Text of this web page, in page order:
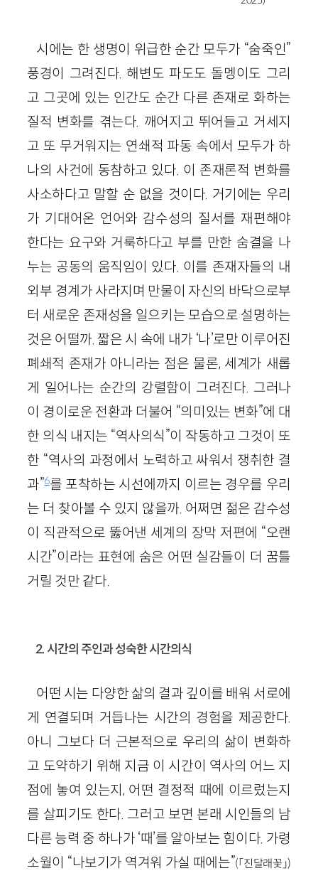
시에는 한 생명이 위급한 순간 모두가 “숨죽인”
풍경이 그려진다. 해변도 파도도 돌멩이도 그리
고 그곳에 있는 인간도 순간 다른 존재로 화하는
질적 변화를 겪는다. 깨어지고 뛰어들고 거세지
고 또 무거워지는 연쇄적 파동 속에서 모두가 하
나의 사건에 동참하고 있다. 이 존재론적 변화를
사소하다고 말할 순 없을 것이다. 거기에는 우리
가 기대어온 언어와 감수성의 질서를 재편해야
한다는 요구와 거룩하다고 부를 만한 숨결을 나
누는 공동의 움직임이 있다. 이를 존재자들의 내
외부 경계가 사라지며 만물이 자신의 바닥으로부
터 새로운 존재성을 일으키는 모습으로 설명하는
것은 어떨까. 짧은 시 속에 내가 ‘나’로만 이루어진
폐쇄적 존재가 아니라는 점은 물론, 세계가 새롭
게 일어나는 순간의 강렬함이 그려진다. 그러나
이 경이로운 전환과 더불어 “의미있는 변화”에 대
한 의식 내지는 “역사의식”이 작동하고 그것이 또
한 “역사의 과정에서 노력하고 싸워서 쟁취한 결
과”6를 포착하는 시선에까지 이르는 경우를 우리
는 더 찾아볼 수 있지 않을까. 어쩌면 젊은 감수성
이 직관적으로 뚫어낸 세계의 장막 저편에 “오랜
시간”이라는 표현에 숨은 어떤 실감들이 더 꿈틀
거릴 것만 같다.
2. 시간의 주인과 성숙한 시간의식
어떤 시는 다양한 삶의 결과 깊이를 배워 서로에
게 연결되며 거듭나는 시간의 경험을 제공한다.
아니 그보다 더 근본적으로 우리의 삶이 변화하
고 도약하기 위해 지금 이 시간이 역사의 어느 지
점에 놓여 있는지, 어떤 결정적 때에 이르렀는지
를 살피기도 한다. 그러고 보면 본래 시인들의 남
다른 능력 중 하나가 ‘때’를 알아보는 힘이다. 가령
소월이 “나보기가 역겨워 가실 때에는”(「진달래꽃」)